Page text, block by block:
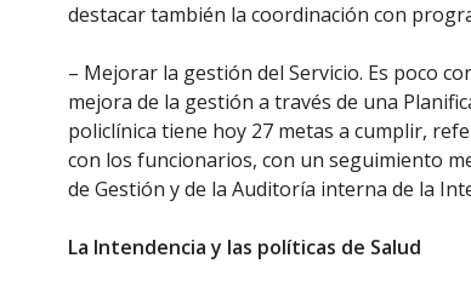
destacar también la coordinación con
– Mejorar la gestión del Servicio. Es poco
mejora de la gestión a través de una
policlínica tiene hoy 27 metas a cumplir,
con los funcionarios, con un seguimiento
de Gestión y de la Auditoría interna de la
La Intendencia y las políticas de Salud